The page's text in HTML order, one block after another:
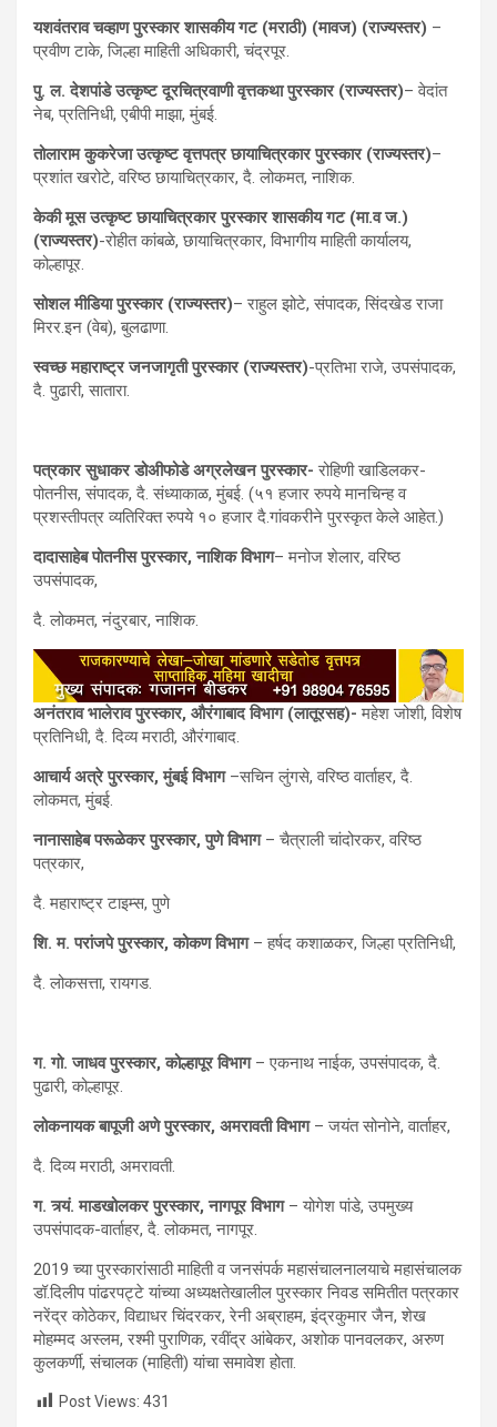
यशवंतराव चव्हाण पुरस्कार शासकीय गट (मराठी) (मावज) (राज्यस्तर) –
प्रवीण टाके, जिल्हा माहिती अधिकारी, चंद्रपूर.
पु. ल. देशपांडे उत्कृष्ट दूरचित्रवाणी वृत्तकथा पुरस्कार (राज्यस्तर)– वेदांत
नेब, प्रतिनिधी, एबीपी माझा, मुंबई.
तोलाराम कुकरेजा उत्कृष्ट वृत्तपत्र छायाचित्रकार पुरस्कार (राज्यस्तर)–
प्रशांत खरोटे, वरिष्ठ छायाचित्रकार, दै. लोकमत, नाशिक.
केकी मूस उत्कृष्ट छायाचित्रकार पुरस्कार शासकीय गट (मा.व ज.)
(राज्यस्तर)-रोहीत कांबळे, छायाचित्रकार, विभागीय माहिती कार्यालय,
कोल्हापूर.
सोशल मीडिया पुरस्कार (राज्यस्तर)– राहुल झोटे, संपादक, सिंदखेड राजा
मिरर.इन (वेब), बुलढाणा.
स्वच्छ महाराष्ट्र जनजागृती पुरस्कार (राज्यस्तर)-प्रतिभा राजे, उपसंपादक,
दै. पुढारी, सातारा.
पत्रकार सुधाकर डोअीफोडे अग्रलेखन पुरस्कार- रोहिणी खाडिलकर-
पोतनीस, संपादक, दै. संध्याकाळ, मुंबई. (५१ हजार रुपये मानचिन्ह व
प्रशस्तीपत्र व्यतिरिक्त रुपये १० हजार दै.गांवकरीने पुरस्कृत केले आहेत.)
दादासाहेब पोतनीस पुरस्कार,नाशिक विभाग– मनोज शेलार, वरिष्ठ
उपसंपादक,
दै. लोकमत, नंदुरबार, नाशिक.
अनंतराव भालेराव पुरस्कार, औरंगाबाद विभाग (लातूरसह)- महेश जोशी, विशेष
प्रतिनिधी, दै. दिव्य मराठी, औरंगाबाद.
आचार्य अत्रे पुरस्कार,मुंबई विभाग–सचिन लुंगसे, वरिष्ठ वार्ताहर, दै.
लोकमत, मुंबई.
नानासाहेब परूळेकर पुरस्कार,पुणे विभाग– चैत्राली चांदोरकर, वरिष्ठ
पत्रकार,
दै. महाराष्ट्र टाइम्स, पुणे
शि. म. परांजपे पुरस्कार,कोकण विभाग– हर्षद कशाळकर, जिल्हा प्रतिनिधी,
दै. लोकसत्ता, रायगड.
ग. गो. जाधव पुरस्कार,कोल्हापूर विभाग – एकनाथ नाईक, उपसंपादक, दै.
पुढारी, कोल्हापूर.
लोकनायक बापूजी अणे पुरस्कार, अमरावती विभाग– जयंत सोनोने, वार्ताहर,
दै. दिव्य मराठी, अमरावती.
ग. त्र्यं. माडखोलकर पुरस्कार,नागपूर विभाग– योगेश पांडे, उपमुख्य
उपसंपादक-वार्ताहर, दै. लोकमत, नागपूर.
2019 च्या पुरस्कारांसाठी माहिती व जनसंपर्क महासंचालनालयाचे महासंचालक
डॉ.दिलीप पांढरपट्टे यांच्या अध्यक्षतेखालील पुरस्कार निवड समितीत पत्रकार
नरेंद्र कोठेकर, विद्याधर चिंदरकर, रेनी अब्राहम, इंद्रकुमार जैन, शेख
मोहम्मद अस्लम, रश्मी पुराणिक, रवींद्र आंबेकर, अशोक पानवलकर, अरुण
कुलकर्णी, संचालक (माहिती) यांचा समावेश होता.
Post Views: 431